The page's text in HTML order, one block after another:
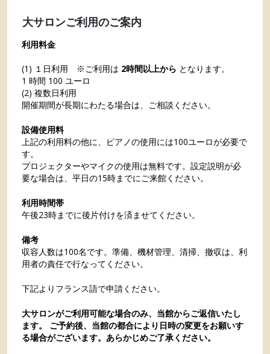
大サロンご利用のご案内
利用料金
(1) １日利用 ※ご利用は 2時間以上から となります。
1 時間 100 ユーロ
(2) 複数日利用
開催期間が長期にわたる場合は、ご相談ください。
設備使用料
上記の利用料の他に、ピアノの使用には100ユーロが必要で
す。
プロジェクターやマイクの使用は無料です。設定説明が必
要な場合は、平日の15時までにご来館ください。
利用時間帯
午後23時までに後片付けを済ませてください。
備考
収容人数は100名です。準備、機材管理、清掃、撤収は、利
用者の責任で行なってください。
下記よりフランス語で申請ください。
大サロンがご利用可能な場合のみ、当館からご返信いたし
ます。 ご予約後、当館の都合により日時の変更をお願いす
る場合がございます。あらかじめご了承ください。